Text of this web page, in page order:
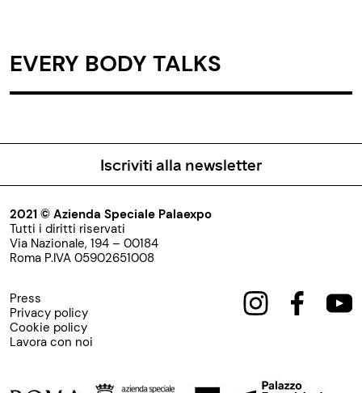
EVERY BODY TALKS
Iscriviti alla newsletter
2021 © Azienda Speciale Palaexpo
Tutti i diritti riservati
Via Nazionale, 194 – 00184
Roma P.IVA 05902651008
Press
Privacy policy
Cookie policy
Lavora con noi